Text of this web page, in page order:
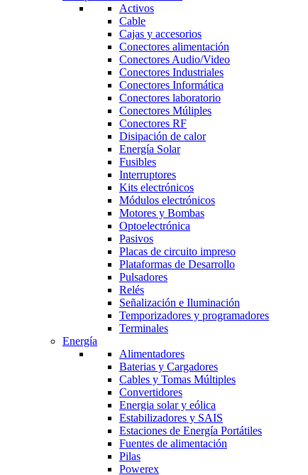
Activos
Cable
Cajas y accesorios
Conectores alimentación
Conectores Audio/Video
Conectores Industriales
Conectores Informática
Conectores laboratorio
Conectores Múliples
Conectores RF
Disipación de calor
Energía Solar
Fusibles
Interruptores
Kits electrónicos
Módulos electrónicos
Motores y Bombas
Optoelectrónica
Pasivos
Placas de circuito impreso
Plataformas de Desarrollo
Pulsadores
Relés
Señalización e Iluminación
Temporizadores y programadores
Terminales
Energía
Alimentadores
Baterias y Cargadores
Cables y Tomas Múltiples
Convertidores
Energia solar y eólica
Estabilizadores y SAIS
Estaciones de Energía Portátiles
Fuentes de alimentación
Pilas
Powerex